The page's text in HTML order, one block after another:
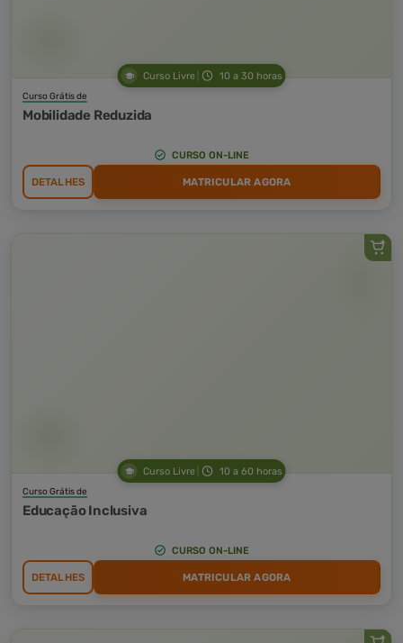
Curso Livre 10 a 30 horas
Curso Grátis de
Mobilidade Reduzida
CURSO ON-LINE
DETALHES MATRICULAR AGORA
Curso Livre 10 a 60 horas
Curso Grátis de
Educação Inclusiva
CURSO ON-LINE
DETALHES MATRICULAR AGORA